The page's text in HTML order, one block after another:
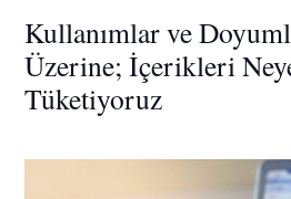
Kullanımlar ve
Üzerine; İçerikleri
Tüketiyoruz